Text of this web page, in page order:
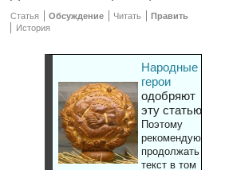
Статья Обсуждение Читать
Править
История
Народные
герои
одобряют
эту статью
Поэтому
рекомендуют
продолжать
текст в том